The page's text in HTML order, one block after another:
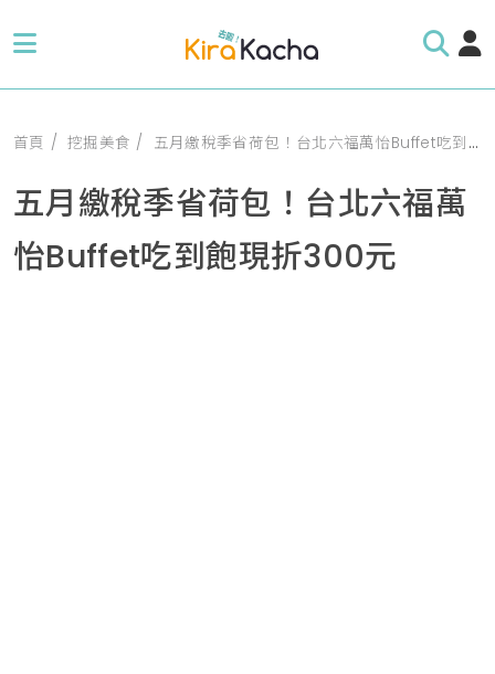
首頁 挖掘美食 五月繳稅季省荷包！台北六福萬怡Buffet吃到飽現折300元
五月繳稅季省荷包！台北六福萬
怡Buffet吃到飽現折300元